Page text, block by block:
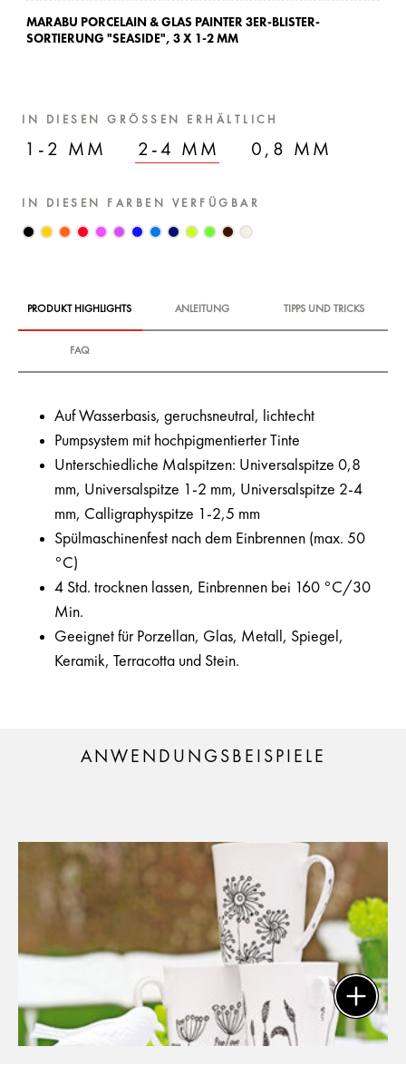
MARABU PORCELAIN & GLAS PAINTER 3ER-BLISTER-
SORTIERUNG "SEASIDE", 3 X 1-2 MM
IN DIESEN GRÖSSEN ERHÄLTLICH
1-2 MM 2-4 MM 0,8 MM
IN DIESEN FARBEN VERFÜGBAR
PRODUKT HIGHLIGHTS ANLEITUNG TIPPS UND TRICKS
FAQ
Auf Wasserbasis, geruchsneutral, lichtecht
Pumpsystem mit hochpigmentierter Tinte
Unterschiedliche Malspitzen: Universalspitze 0,8
mm, Universalspitze 1-2 mm, Universalspitze 2-4
mm, Calligraphyspitze 1-2,5 mm
Spülmaschinenfest nach dem Einbrennen (max. 50
°C)
4 Std. trocknen lassen, Einbrennen bei 160 °C/30
Min.
Geeignet für Porzellan, Glas, Metall, Spiegel,
Keramik, Terracotta und Stein.
ANWENDUNGSBEISPIELE